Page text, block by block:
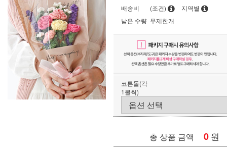
배송비
(조건)
지역별
남은 수량 무제한개
코튼돌(각
1볼씩)
총 상품 금액 0 원